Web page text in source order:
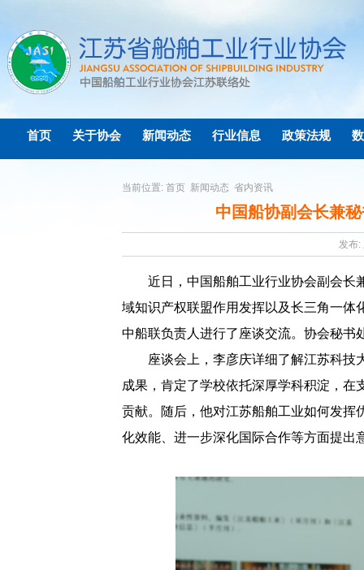
首页 关于协会 新闻动态 行业信息 政策法规
当前位置: 首页 新闻动态 省内资讯
中国船协副会长兼
发布:
近日，中国船舶工业行业协会副会长
域知识产权联盟作用发挥以及长三角一体
中船联负责人进行了座谈交流。协会秘书
座谈会上，李彦庆详细了解江苏科
成果，肯定了学校依托深厚学科积淀，
贡献。随后，他对江苏船舶工业如何发挥
化效能、进一步深化国际合作等方面提出